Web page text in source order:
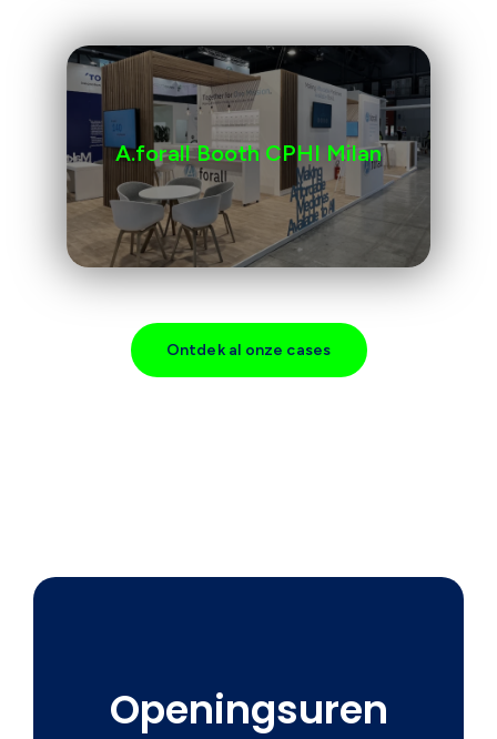
A.forall Booth CPHI Milan
Ontdek al onze cases
Openingsuren